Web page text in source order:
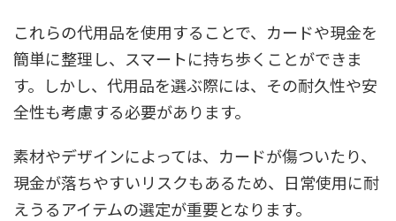
これらの代用品を使用することで、カードや現金を
簡単に整理し、スマートに持ち歩くことができま
す。しかし、代用品を選ぶ際には、その耐久性や安
全性も考慮する必要があります。
素材やデザインによっては、カードが傷ついたり、
現金が落ちやすいリスクもあるため、日常使用に耐
えうるアイテムの選定が重要となります。